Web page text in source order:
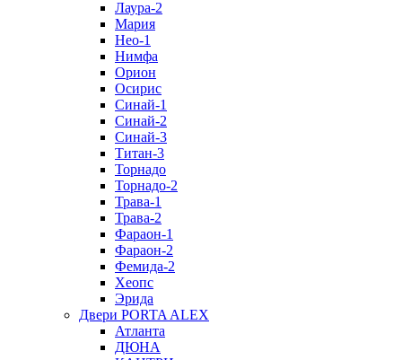
Лаура-2
Мария
Нео-1
Нимфа
Орион
Осирис
Синай-1
Синай-2
Синай-3
Титан-3
Торнадо
Торнадо-2
Трава-1
Трава-2
Фараон-1
Фараон-2
Фемида-2
Хеопс
Эрида
Двери PORTA ALEX
Атланта
ДЮНА